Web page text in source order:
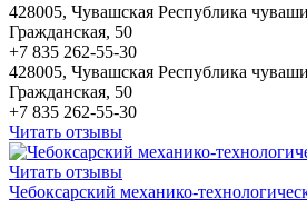
428005, Чувашская Республика
Гражданская, 50
+7 835 262-55-30
428005, Чувашская Республика
Гражданская, 50
+7 835 262-55-30
Читать отзывы
Читать отзывы
Чебоксарский механико-